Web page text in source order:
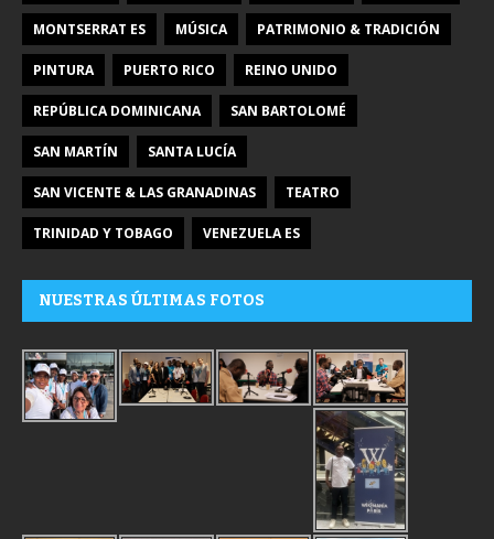
MONTSERRAT ES MÚSICA PATRIMONIO & TRADICIÓN
PINTURA PUERTO RICO REINO UNIDO
REPÚBLICA DOMINICANA SAN BARTOLOMÉ
SAN MARTÍN SANTA LUCÍA
SAN VICENTE & LAS GRANADINAS TEATRO
TRINIDAD Y TOBAGO VENEZUELA ES
NUESTRAS ÚLTIMAS FOTOS